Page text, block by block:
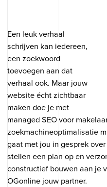
Een leuk verhaal
schrijven kan iedereen,
een zoekwoord
toevoegen aan dat
verhaal ook. Maar jouw
website écht zichtbaar
maken doe je met
managed SEO voor
zoekmachineoptimalisatie
gaat met jou in gesprek
stellen een plan op en
constructief bouwen aan je
OGonline jouw partner.